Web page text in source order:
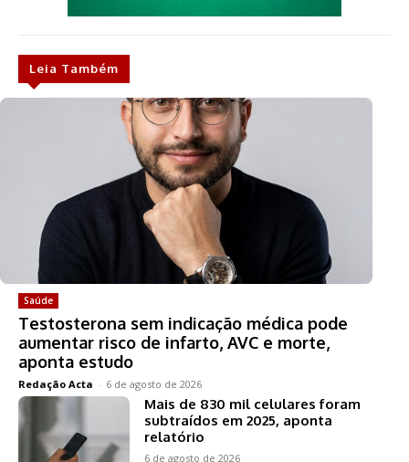
Leia Também
Saúde
Testosterona sem indicação médica pode
aumentar risco de infarto, AVC e morte,
aponta estudo
Redação Acta - 6 de agosto de 2026
Mais de 830 mil celulares foram
subtraídos em 2025, aponta
relatório
6 de agosto de 2026